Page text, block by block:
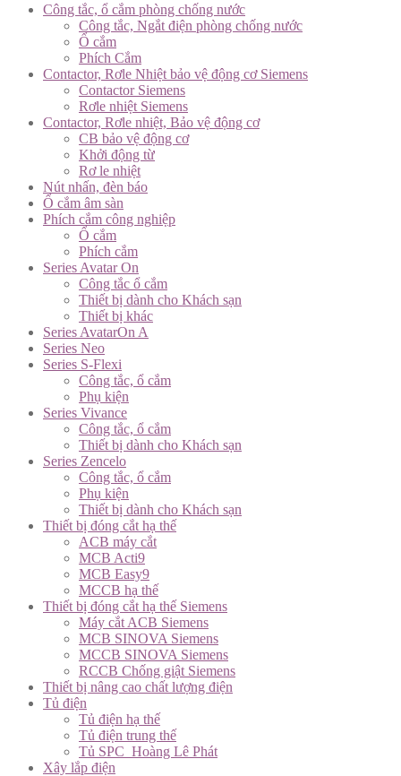
Công tắc, ổ cắm phòng chống nước
Công tắc, Ngắt điện phòng chống nước
Ổ cắm
Phích Cắm
Contactor, Rơle Nhiệt bảo vệ động cơ Siemens
Contactor Siemens
Rơle nhiệt Siemens
Contactor, Rơle nhiệt, Bảo vệ động cơ
CB bảo vệ động cơ
Khởi động từ
Rơ le nhiệt
Nút nhấn, đèn báo
Ổ cắm âm sàn
Phích cắm công nghiệp
Ổ cắm
Phích cắm
Series Avatar On
Công tắc ổ cắm
Thiết bị dành cho Khách sạn
Thiết bị khác
Series AvatarOn A
Series Neo
Series S-Flexi
Công tắc, ổ cắm
Phụ kiện
Series Vivance
Công tắc, ổ cắm
Thiết bị dành cho Khách sạn
Series Zencelo
Công tắc, ổ cắm
Phụ kiện
Thiết bị dành cho Khách sạn
Thiết bị đóng cắt hạ thế
ACB máy cắt
MCB Acti9
MCB Easy9
MCCB hạ thế
Thiết bị đóng cắt hạ thế Siemens
Máy cắt ACB Siemens
MCB SINOVA Siemens
MCCB SINOVA Siemens
RCCB Chống giật Siemens
Thiết bị nâng cao chất lượng điện
Tủ điện
Tủ điện hạ thế
Tủ điện trung thế
Tủ SPC_Hoàng Lê Phát
Xây lắp điện